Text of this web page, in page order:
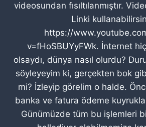
videosundan fısıltılanmıştır.
Linki
https://
v=fHoSBUYyFWk. İnternet
olsaydı, dünya nasıl olurdu?
söyleyeyim ki, gerçekten bok
mi? İzleyip görelim o halde.
banka ve fatura ödeme
Günümüzde tüm bu işlemleri